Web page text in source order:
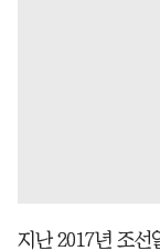
지난 2017년 조선